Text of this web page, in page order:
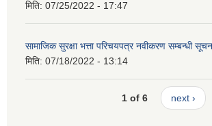
मिति: 07/25/2022 - 17:47
सामाजिक सुरक्षा भत्ता परिचयपत्र नवीकरण सम्बन्धी
मिति: 07/18/2022 - 13:14
1 of 6 next ›